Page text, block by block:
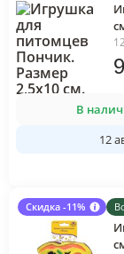
В
12
Скидка -11%